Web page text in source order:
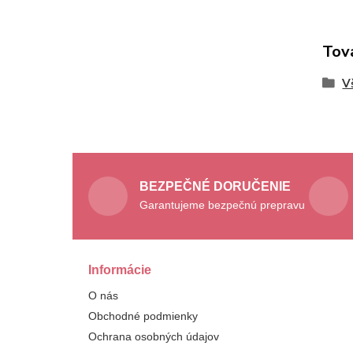
BEZPEČNÉ DORUČENIE
Garantujeme bezpečnú prepravu
Informácie
O nás
Obchodné podmienky
Ochrana osobných údajov